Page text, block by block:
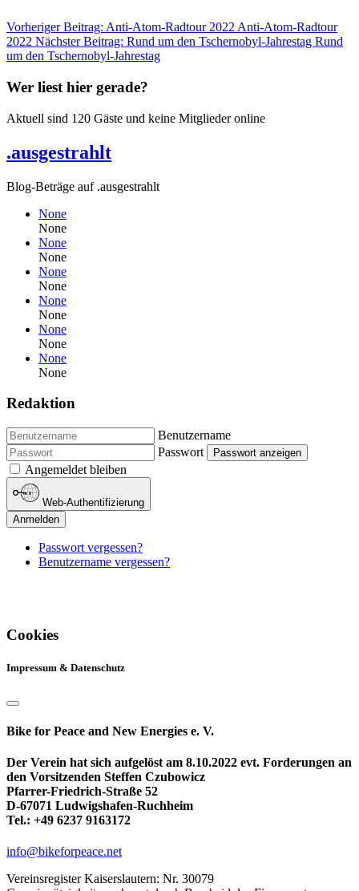
Vorheriger Beitrag: Anti-Atom-Radtour 2022 Anti-Atom-Radtour
2022 Nächster Beitrag: Rund um den Tschernobyl-Jahrestag Rund
um den Tschernobyl-Jahrestag
Wer liest hier gerade?
Aktuell sind 120 Gäste und keine Mitglieder online
.ausgestrahlt
Blog-Beträge auf .ausgestrahlt
None
None
None
None
None
None
None
None
None
None
None
None
Redaktion
Benutzername
Passwort
Passwort anzeigen
Angemeldet bleiben
Web-Authentifizierung
Anmelden
Passwort vergessen?
Benutzername vergessen?
Cookies
Impressum & Datenschutz
Bike for Peace and New Energies e. V.
Der Verein hat sich aufgelöst am 8.10.2022 evt. Forderungen an
den Vorsitzenden Steffen Czubowicz
Pfarrer-Friedrich-Straße 52
D-67071 Ludwigshafen-Ruchheim
Tel.: +49 6237 9163172
info@bikeforpeace.net
Vereinsregister Kaiserslautern: Nr. 30079